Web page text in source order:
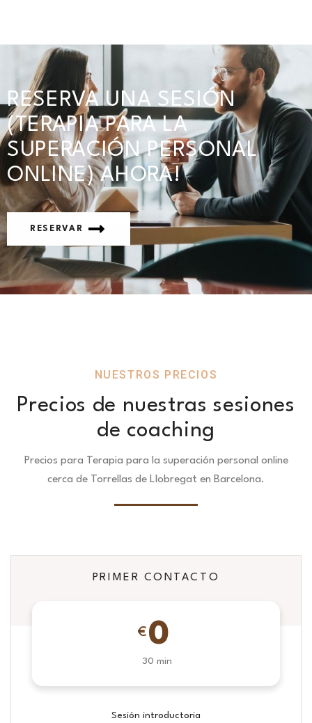
RESERVA UNA SESIÓN
(TERAPIA PARA LA
SUPERACIÓN PERSONAL
ONLINE) AHORA!
RESERVAR
NUESTROS PRECIOS
Precios de nuestras sesiones
de coaching
Precios para Terapia para la superación personal online
cerca de Torrellas de Llobregat en Barcelona.
PRIMER CONTACTO
€ 0
30 min
Sesión introductoria